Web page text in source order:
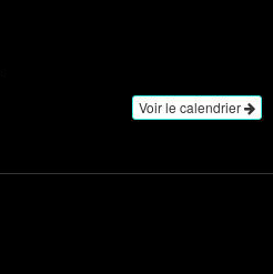
Voir le calendrier